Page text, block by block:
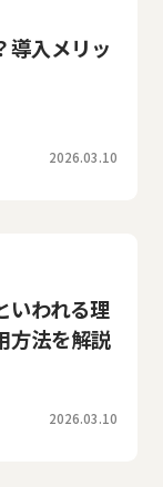
導入メリッ
2026.03.10
いわれる理
方法を解説
2026.03.10